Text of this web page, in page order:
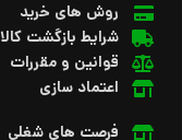
روش های خرید
شرایط بازگشت کالا
قوانین و مقررات
اعتماد سازی
فرصت های شغلی